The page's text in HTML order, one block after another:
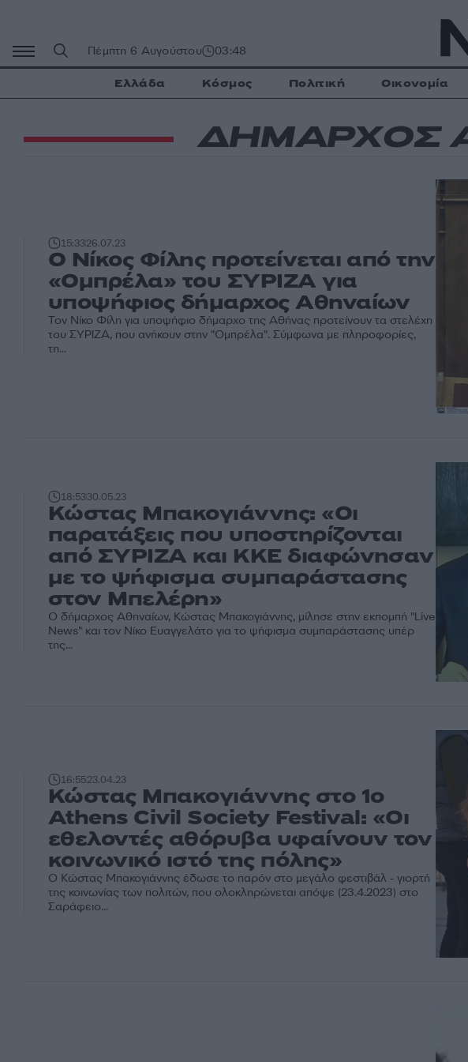
περιεχόμενο
Πέμπτη 6 Αυγούστου 03:48
Ελλάδα Κόσμος Πολιτική Οικονομία
ΔΗΜΑΡΧΟΣ
15:3326.07.23
Ο Νίκος Φίλης προτείνεται από την
«Ομπρέλα» του ΣΥΡΙΖΑ για
υποψήφιος δήμαρχος Αθηναίων
Τον Νίκο Φίλη για υποψήφιο δήμαρχο της Αθήνας προτείνουν τα στελέχη
του ΣΥΡΙΖΑ, που ανήκουν στην "Ομπρέλα". Σύμφωνα με πληροφορίες,
τη...
18:5330.05.23
Κώστας Μπακογιάννης: «Οι
παρατάξεις που υποστηρίζονται
από ΣΥΡΙΖΑ και ΚΚΕ διαφώνησαν
με το ψήφισμα συμπαράστασης
στον Μπελέρη»
Ο δήμαρχος Αθηναίων, Κώστας Μπακογιάννης, μίλησε στην εκπομπή "Live
News" και τον Νίκο Ευαγγελάτο για το ψήφισμα συμπαράστασης υπέρ
της...
16:5523.04.23
Κώστας Μπακογιάννης στο 1ο
Athens Civil Society Festival: «Οι
εθελοντές αθόρυβα υφαίνουν τον
κοινωνικό ιστό της πόλης»
Ο Κώστας Μπακογιάννης έδωσε το παρόν στο μεγάλο φεστιβάλ - γιορτή
της κοινωνίας των πολιτών, που ολοκληρώνεται απόψε (23.4.2023) στο
Σαράφειο...